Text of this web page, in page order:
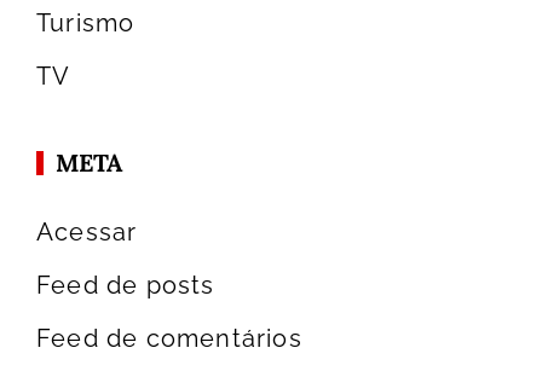
Turismo
TV
META
Acessar
Feed de posts
Feed de comentários